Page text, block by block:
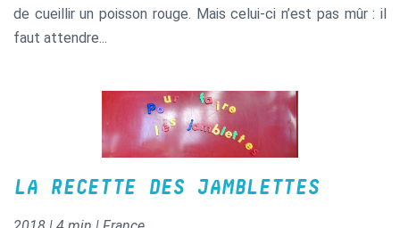
de cueillir un poisson rouge. Mais celui-ci n’est pas mûr : il
faut attendre...
LA RECETTE DES JAMBLETTES